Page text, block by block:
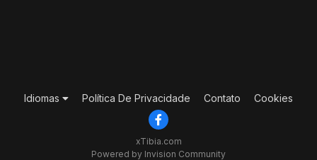
Idiomas Política De Privacidade Contato Cookies
xTibia.com
Powered by Invision Community